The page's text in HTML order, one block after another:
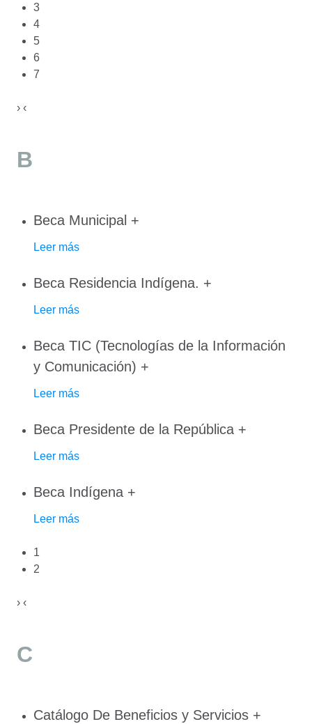
3
4
5
6
7
› ‹
B
Beca Municipal +
Leer más
Beca Residencia Indígena. +
Leer más
Beca TIC (Tecnologías de la Información
y Comunicación) +
Leer más
Beca Presidente de la República +
Leer más
Beca Indígena +
Leer más
1
2
› ‹
C
Catálogo De Beneficios y Servicios +